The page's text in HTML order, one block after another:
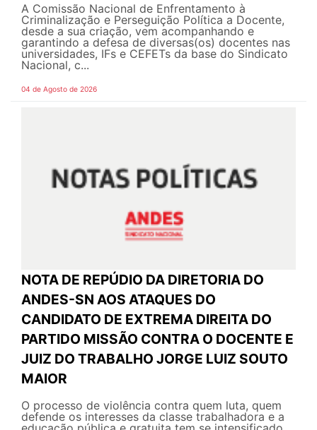
A Comissão Nacional de Enfrentamento à
Criminalização e Perseguição Política a Docente,
desde a sua criação, vem acompanhando e
garantindo a defesa de diversas(os) docentes nas
universidades, IFs e CEFETs da base do Sindicato
Nacional, c...
04 de Agosto de 2026
NOTA DE REPÚDIO DA DIRETORIA DO
ANDES-SN AOS ATAQUES DO
CANDIDATO DE EXTREMA DIREITA DO
PARTIDO MISSÃO CONTRA O DOCENTE E
JUIZ DO TRABALHO JORGE LUIZ SOUTO
MAIOR
O processo de violência contra quem luta, quem
defende os interesses da classe trabalhadora e a